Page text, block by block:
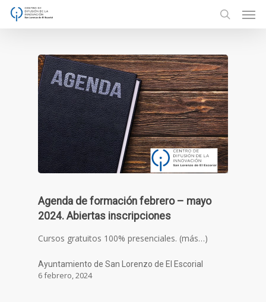
Skip
search
Agenda de formación febrero – mayo
2024. Abiertas inscripciones
Cursos gratuitos 100% presenciales. (más…)
Ayuntamiento de San Lorenzo de El Escorial
6 febrero, 2024